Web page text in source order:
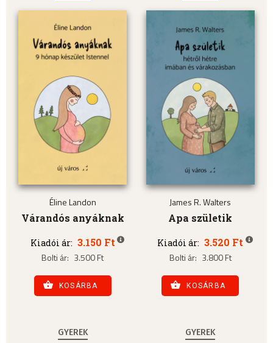
Éline Landon
Várandós anyáknak
Kiadói ár: 3.150 Ft
Bolti ár: 3.500 Ft
KOSÁRBA
James R. Walters
Apa születik
Kiadói ár: 3.520 Ft
Bolti ár: 3.800 Ft
KOSÁRBA
GYEREK GYEREK